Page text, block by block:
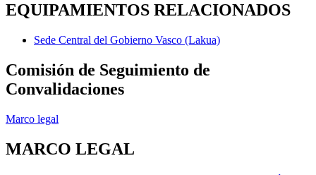
EQUIPAMIENTOS RELACIONADOS
Sede Central del Gobierno Vasco (Lakua)
Comisión de Seguimiento de
Convalidaciones
Marco legal
MARCO LEGAL